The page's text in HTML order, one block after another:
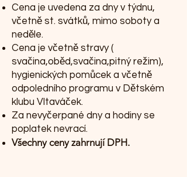
Cena je uvedena za dny v týdnu,
včetně st. svátků, mimo soboty a
neděle.
Cena je včetně stravy (
svačina,oběd,svačina,pitný režim),
hygienických pomůcek a včetně
odpoledního programu v Dětském
klubu Vltaváček.
Za nevyčerpané dny a hodiny se
poplatek nevrací.
Všechny ceny zahrnují DPH.